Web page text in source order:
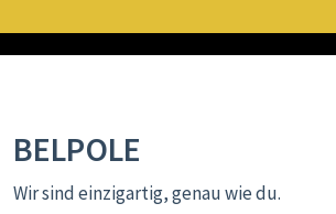
BELPOLE
Wir sind einzigartig, genau wie du.